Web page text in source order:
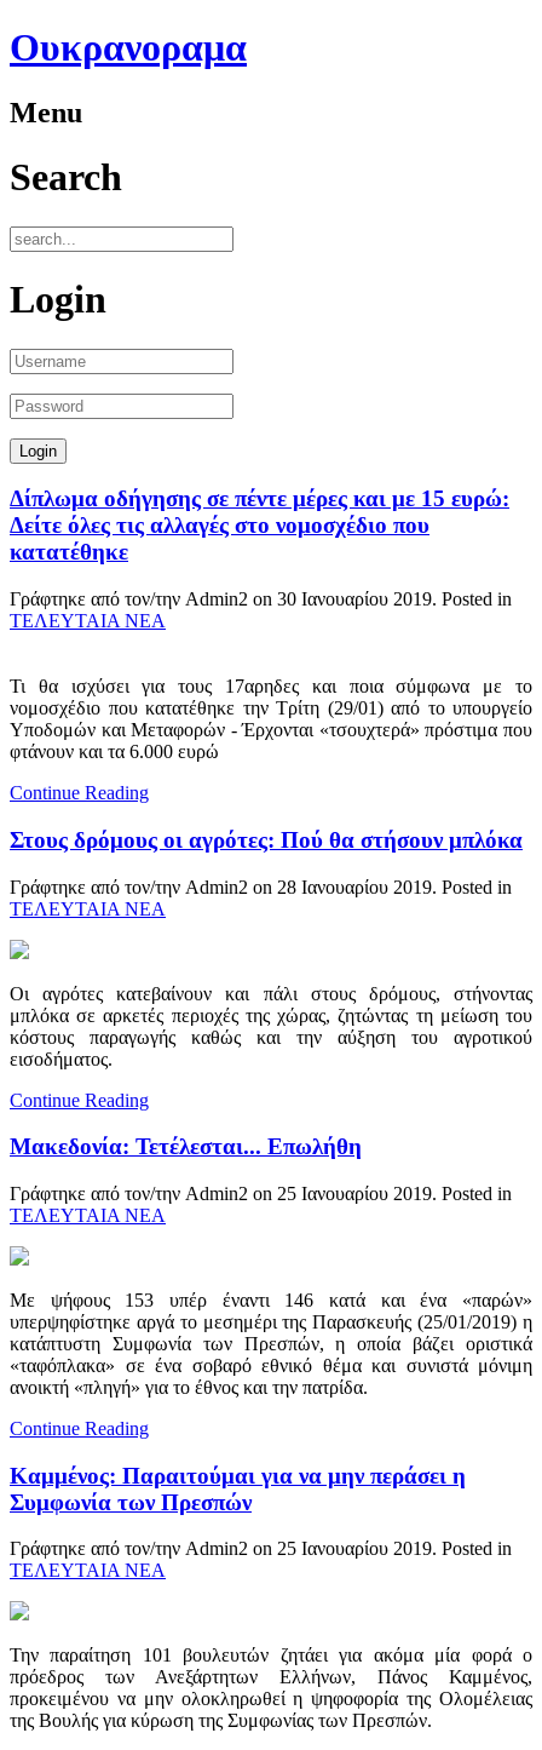
Ουκρανοραμα
Menu
Search
Login
Δίπλωμα οδήγησης σε πέντε μέρες και με 15 ευρώ:
Δείτε όλες τις αλλαγές στο νομοσχέδιο που
κατατέθηκε
Γράφτηκε από τον/την Admin2 on 30 Ιανουαρίου 2019. Posted in
ΤΕΛΕΥΤΑΙΑ ΝΕΑ
Τι θα ισχύσει για τους 17αρηδες και ποια σύμφωνα με το
νομοσχέδιο που κατατέθηκε την Τρίτη (29/01) από το υπουργείο
Υποδομών και Μεταφορών - Έρχονται «τσουχτερά» πρόστιμα που
φτάνουν και τα 6.000 ευρώ
Continue Reading
Στους δρόμους οι αγρότες: Πού θα στήσουν μπλόκα
Γράφτηκε από τον/την Admin2 on 28 Ιανουαρίου 2019. Posted in
ΤΕΛΕΥΤΑΙΑ ΝΕΑ
Οι αγρότες κατεβαίνουν και πάλι στους δρόμους, στήνοντας
μπλόκα σε αρκετές περιοχές της χώρας, ζητώντας τη μείωση του
κόστους παραγωγής καθώς και την αύξηση του αγροτικού
εισοδήματος.
Continue Reading
Μακεδονία: Τετέλεσται... Επωλήθη
Γράφτηκε από τον/την Admin2 on 25 Ιανουαρίου 2019. Posted in
ΤΕΛΕΥΤΑΙΑ ΝΕΑ
Με ψήφους 153 υπέρ έναντι 146 κατά και ένα «παρών»
υπερψηφίστηκε αργά το μεσημέρι της Παρασκευής (25/01/2019) η
κατάπτυστη Συμφωνία των Πρεσπών, η οποία βάζει οριστικά
«ταφόπλακα» σε ένα σοβαρό εθνικό θέμα και συνιστά μόνιμη
ανοικτή «πληγή» για το έθνος και την πατρίδα.
Continue Reading
Καμμένος: Παραιτούμαι για να μην περάσει η
Συμφωνία των Πρεσπών
Γράφτηκε από τον/την Admin2 on 25 Ιανουαρίου 2019. Posted in
ΤΕΛΕΥΤΑΙΑ ΝΕΑ
Την παραίτηση 101 βουλευτών ζητάει για ακόμα μία φορά ο
πρόεδρος των Ανεξάρτητων Ελλήνων, Πάνος Καμμένος,
προκειμένου να μην ολοκληρωθεί η ψηφοφορία της Ολομέλειας
της Βουλής για κύρωση της Συμφωνίας των Πρεσπών.